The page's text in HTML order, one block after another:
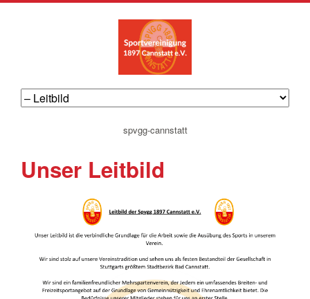
navigation
spvgg-cannstatt
Unser Leitbild